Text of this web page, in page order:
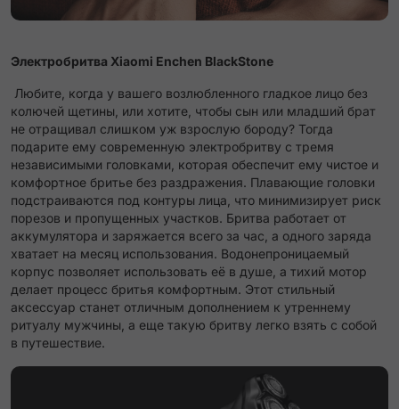
Электробритва Xiaomi Enchen BlackStone
Любите, когда у вашего возлюбленного гладкое лицо без
колючей щетины, или хотите, чтобы сын или младший брат
не отращивал слишком уж взрослую бороду? Тогда
подарите ему современную электробритву с тремя
независимыми головками, которая обеспечит ему чистое и
комфортное бритье без раздражения. Плавающие головки
подстраиваются под контуры лица, что минимизирует риск
порезов и пропущенных участков. Бритва работает от
аккумулятора и заряжается всего за час, а одного заряда
хватает на месяц использования. Водонепроницаемый
корпус позволяет использовать её в душе, а тихий мотор
делает процесс бритья комфортным. Этот стильный
аксессуар станет отличным дополнением к утреннему
ритуалу мужчины, а еще такую бритву легко взять с собой
в путешествие.